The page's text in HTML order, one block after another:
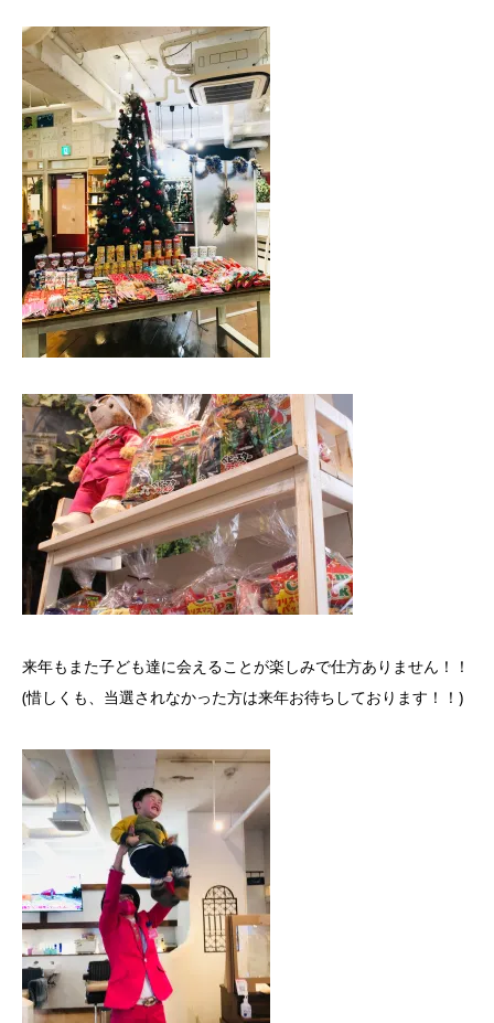
来年もまた子ども達に会えることが楽しみで仕方ありません！！
(惜しくも、当選されなかった方は来年お待ちしております！！ )